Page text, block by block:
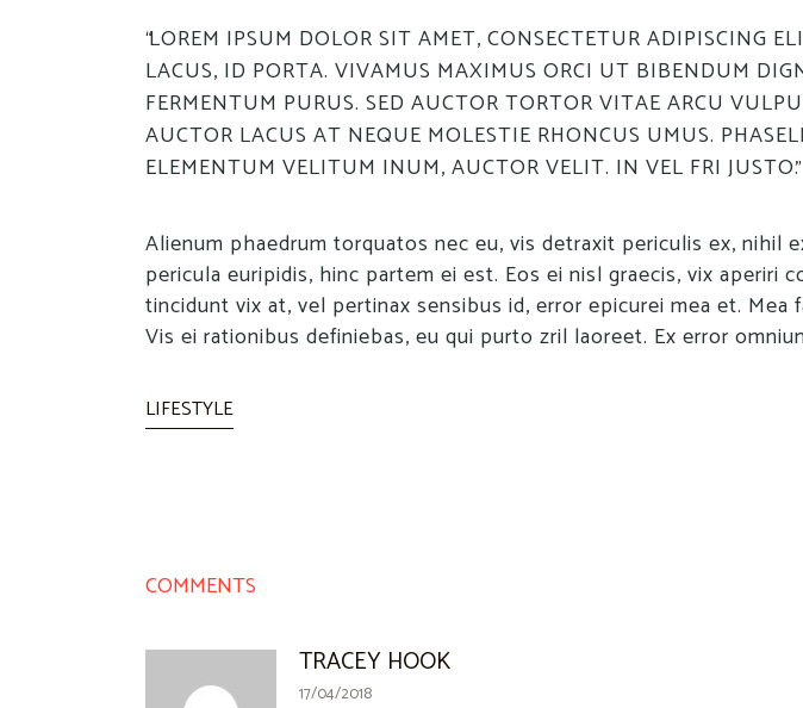
LOREM IPSUM DOLOR SIT AMET, CONSECTETUR ADIPISCING
LACUS, ID PORTA. VIVAMUS MAXIMUS ORCI UT BIBENDUM
FERMENTUM PURUS. SED AUCTOR TORTOR VITAE ARCU
AUCTOR LACUS AT NEQUE MOLESTIE RHONCUS UMUS.
ELEMENTUM VELITUM INUM, AUCTOR VELIT. IN VEL FRI JUSTO.
Alienum phaedrum torquatos nec eu, vis detraxit periculis ex, nihil
pericula euripidis, hinc partem ei est. Eos ei nisl graecis, vix aperiri
tincidunt vix at, vel pertinax sensibus id, error epicurei mea et. Mea
Vis ei rationibus definiebas, eu qui purto zril laoreet. Ex error
LIFESTYLE
COMMENTS
TRACEY HOOK
17/04/2018